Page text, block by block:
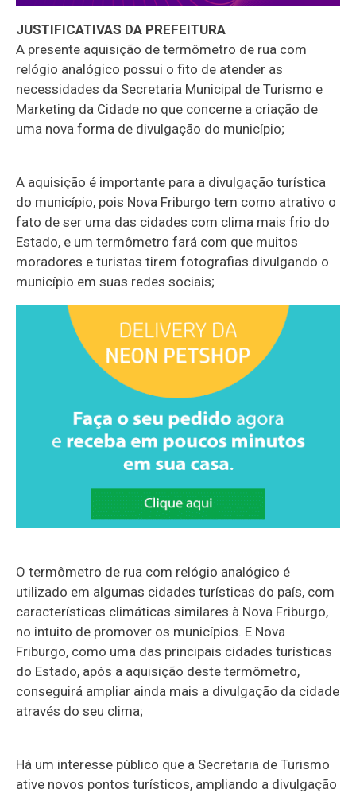
JUSTIFICATIVAS DA PREFEITURA
A presente aquisição de termômetro de rua com
relógio analógico possui o fito de atender as
necessidades da Secretaria Municipal de Turismo e
Marketing da Cidade no que concerne a criação de
uma nova forma de divulgação do município;
A aquisição é importante para a divulgação turística
do município, pois Nova Friburgo tem como atrativo o
fato de ser uma das cidades com clima mais frio do
Estado, e um termômetro fará com que muitos
moradores e turistas tirem fotografias divulgando o
município em suas redes sociais;
O termômetro de rua com relógio analógico é
utilizado em algumas cidades turísticas do país, com
características climáticas similares à Nova Friburgo,
no intuito de promover os municípios. E Nova
Friburgo, como uma das principais cidades turísticas
do Estado, após a aquisição deste termômetro,
conseguirá ampliar ainda mais a divulgação da cidade
através do seu clima;
Há um interesse público que a Secretaria de Turismo
ative novos pontos turísticos, ampliando a divulgação